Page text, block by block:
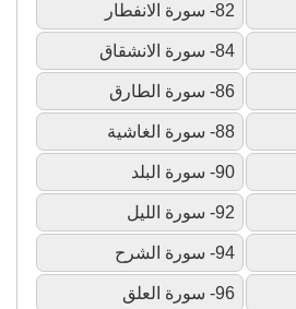
82- سورة الانفطار
84- سورة الانشقاق
86- سورة الطارق
88- سورة الغاشية
90- سورة البلد
92- سورة الليل
94- سورة الشرح
96- سورة العلق